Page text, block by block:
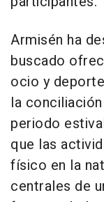
Armisén ha
buscado
ocio y
la
periodo
que las
físico en la
centrales de